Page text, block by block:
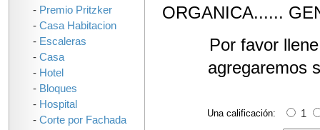
ORGANICA......
Por favor
agregaremos
Una calificación: 1
- Premio Pritzker
- Casa Habitacion
- Escaleras
- Casa
- Hotel
- Bloques
- Hospital
- Corte por Fachada